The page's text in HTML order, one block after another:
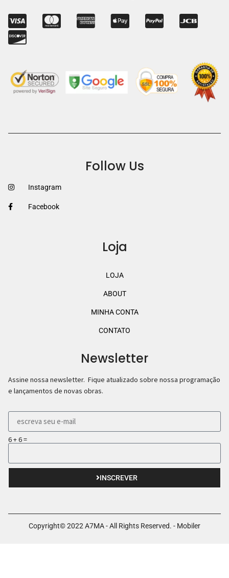
Follow Us
Instagram
Facebook
Loja
LOJA
ABOUT
MINHA CONTA
CONTATO
Newsletter
Assine nossa newsletter. Fique atualizado sobre nossa programação
e lançamentos de novas obras.
6 + 6 =
INSCREVER
Copyright© 2022 A7MA - All Rights Reserved. - Mobiler